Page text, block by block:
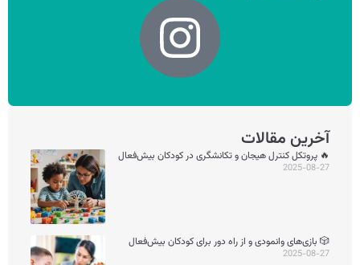
آخرین مقالات
🔥 پروتکل کنترل هیجان و تکانشگری در کودکان بیش‌فعال
2025-08-27
🎲 بازی‌های وانمودی و از راه دور برای کودکان بیش‌فعال
2025-08-27